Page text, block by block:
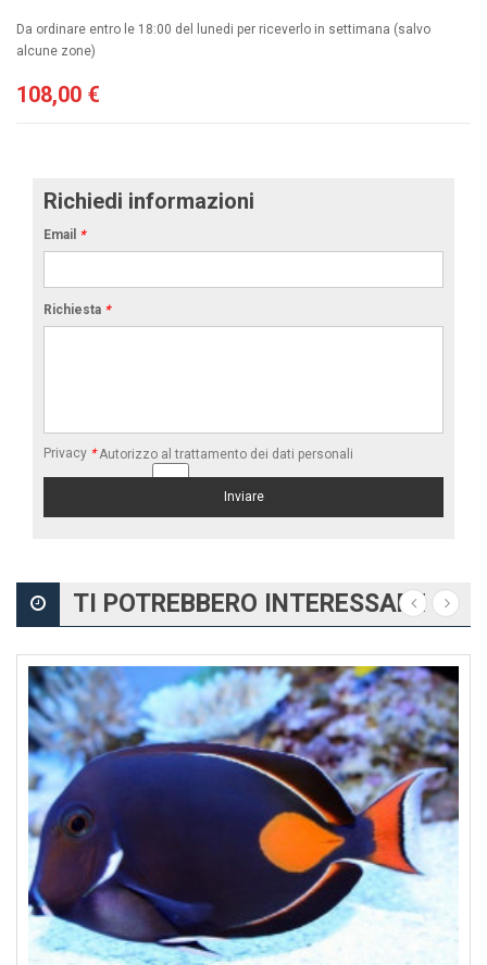
Da ordinare entro le 18:00 del lunedi per riceverlo in settimana (salvo
alcune zone)
108,00 €
Richiedi informazioni
Email *
Richiesta *
Privacy * Autorizzo al trattamento dei dati personali
TI POTREBBERO INTERESSARE